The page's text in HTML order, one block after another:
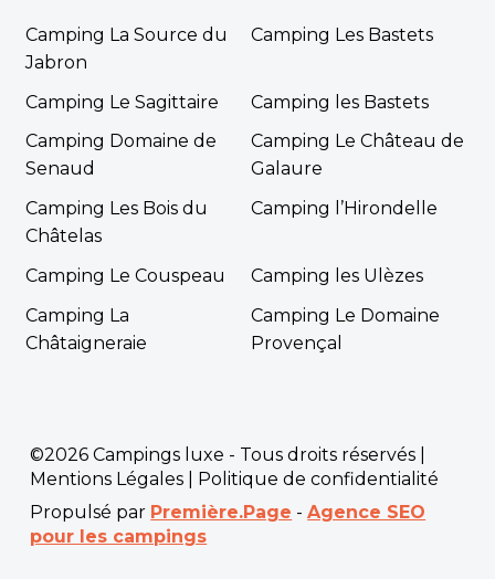
Camping La Source du
Jabron
Camping Les Bastets
Camping Le Sagittaire
Camping les Bastets
Camping Domaine de
Senaud
Camping Le Château de
Galaure
Camping Les Bois du
Châtelas
Camping l’Hirondelle
Camping Le Couspeau
Camping les Ulèzes
Camping La
Châtaigneraie
Camping Le Domaine
Provençal
©2026 Campings luxe - Tous droits réservés |
Mentions Légales
Politique de confidentialité
Propulsé par Première.Page -Agence SEO
pour les campings